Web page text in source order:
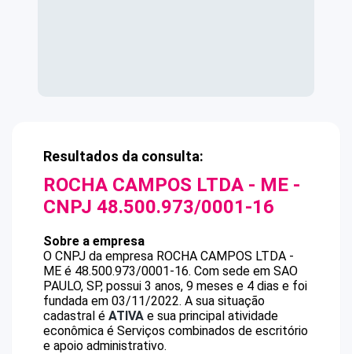
Resultados da consulta:
ROCHA CAMPOS LTDA - ME -
CNPJ 48.500.973/0001-16
Sobre a empresa
O CNPJ da empresa ROCHA CAMPOS LTDA -
ME é 48.500.973/0001-16. Com sede em SAO
PAULO, SP, possui 3 anos, 9 meses e 4 dias e foi
fundada em 03/11/2022. A sua situação
cadastral é ATIVA e sua principal atividade
econômica é Serviços combinados de escritório
e apoio administrativo.